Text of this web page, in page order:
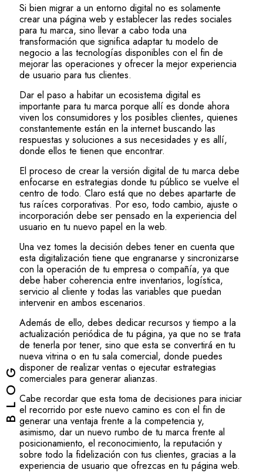
BLOG
Si bien migrar a un entorno digital no es solamente
crear una página web y establecer las redes sociales
para tu marca, sino llevar a cabo toda una
transformación que significa adaptar tu modelo de
negocio a las tecnologías disponibles con el fin de
mejorar las operaciones y ofrecer la mejor experiencia
de usuario para tus clientes.
Dar el paso a habitar un ecosistema digital es
importante para tu marca porque allí es donde ahora
viven los consumidores y los posibles clientes, quienes
constantemente están en la internet buscando las
respuestas y soluciones a sus necesidades y es allí,
donde ellos te tienen que encontrar.
El proceso de crear la versión digital de tu marca debe
enfocarse en estrategias donde tu público se vuelve el
centro de todo. Claro está que no debes apartarte de
tus raíces corporativas. Por eso, todo cambio, ajuste o
incorporación debe ser pensado en la experiencia del
usuario en tu nuevo papel en la web.
Una vez tomes la decisión debes tener en cuenta que
esta digitalización tiene que engranarse y sincronizarse
con la operación de tu empresa o compañía, ya que
debe haber coherencia entre inventarios, logística,
servicio al cliente y todas las variables que puedan
intervenir en ambos escenarios.
Además de ello, debes dedicar recursos y tiempo a la
actualización periódica de tu página, ya que no se trata
de tenerla por tener, sino que esta se convertirá en tu
nueva vitrina o en tu sala comercial, donde puedes
disponer de realizar ventas o ejecutar estrategias
comerciales para generar alianzas.
Cabe recordar que esta toma de decisiones para iniciar
el recorrido por este nuevo camino es con el fin de
generar una ventaja frente a la competencia y,
asimismo, dar un nuevo rumbo de tu marca frente al
posicionamiento, el reconocimiento, la reputación y
sobre todo la fidelización con tus clientes, gracias a la
experiencia de usuario que ofrezcas en tu página web.